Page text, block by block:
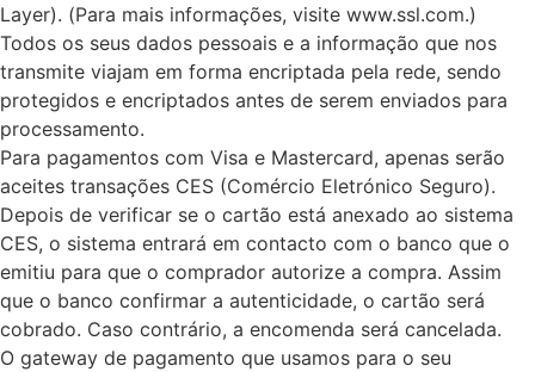
Layer). (Para mais informações, visite www.ssl.com.)
Todos os seus dados pessoais e a informação que nos
transmite viajam em forma encriptada pela rede, sendo
protegidos e encriptados antes de serem enviados para
processamento.
Para pagamentos com Visa e Mastercard, apenas serão
aceites transações CES (Comércio Eletrónico Seguro).
Depois de verificar se o cartão está anexado ao sistema
CES, o sistema entrará em contacto com o banco que o
emitiu para que o comprador autorize a compra. Assim
que o banco confirmar a autenticidade, o cartão será
cobrado. Caso contrário, a encomenda será cancelada.
O gateway de pagamento que usamos para o seu